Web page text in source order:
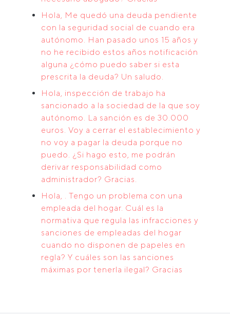
Hola, Me quedó una deuda pendiente
con la seguridad social de cuando era
autónomo. Han pasado unos 15 años y
no he recibido estos años notificación
alguna ¿cómo puedo saber si esta
prescrita la deuda? Un saludo.
Hola, inspección de trabajo ha
sancionado a la sociedad de la que soy
autónomo. La sanción es de 30.000
euros. Voy a cerrar el establecimiento y
no voy a pagar la deuda porque no
puedo. ¿Si hago esto, me podrán
derivar responsabilidad como
administrador? Gracias.
Hola, . Tengo un problema con una
empleada del hogar. Cuál es la
normativa que regula las infracciones y
sanciones de empleadas del hogar
cuando no disponen de papeles en
regla? Y cuáles son las sanciones
máximas por tenerla ilegal? Gracias